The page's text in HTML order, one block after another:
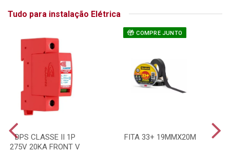
Tudo para instalação Elétrica
DPS CLASSE II 1P
275V 20KA FRONT V
COMPRE JUNTO
FITA 33+ 19MMX20M